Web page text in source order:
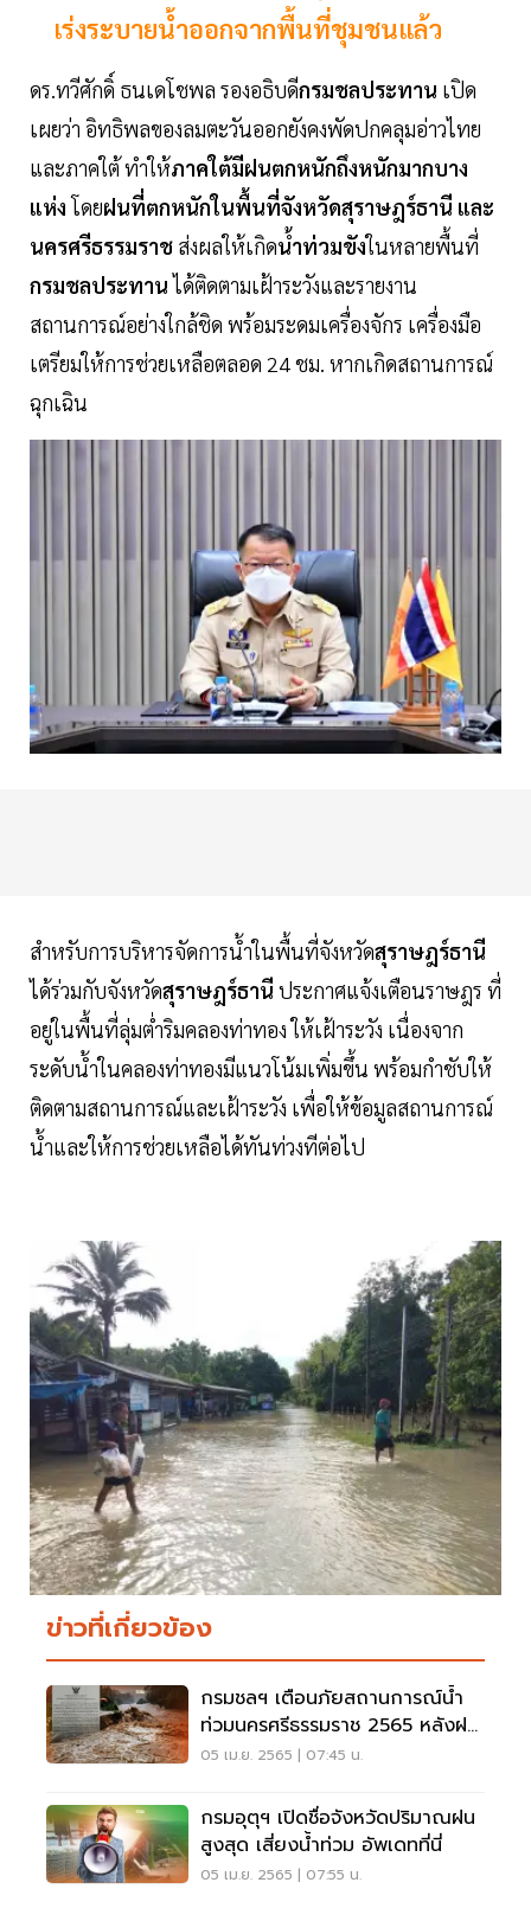
เร่งระบายน้ำออกจากพื้นที่ชุมชนแล้ว
ดร.ทวีศักดิ์ ธนเดโชพล รองอธิบดีกรมชลประทาน เปิด
เผยว่า อิทธิพลของลมตะวันออกยังคงพัดปกคลุมอ่าวไทย
และภาคใต้ ทำให้ภาคใต้มีฝนตกหนักถึงหนักมากบาง
แห่งโดยฝนที่ตกหนักในพื้นที่จังหวัดสุราษฎร์ธานี และ
นครศรีธรรมราช ส่งผลให้เกิดน้ำท่วมขังในหลายพื้นที่
กรมชลประทานได้ติดตามเฝ้าระวังและรายงาน
สถานการณ์อย่างใกล้ชิด พร้อมระดมเครื่องจักร เครื่องมือ
เตรียมให้การช่วยเหลือตลอด 24 ชม. หากเกิดสถานการณ์
ฉุกเฉิน
สำหรับการบริหารจัดการน้ำในพื้นที่จังหวัดสุราษฎร์ธานี
ได้ร่วมกับจังหวัดสุราษฎร์ธานี ประกาศแจ้งเตือนราษฎร ที่
อยู่ในพื้นที่ลุ่มต่ำริมคลองท่าทอง ให้เฝ้าระวัง เนื่องจาก
ระดับน้ำในคลองท่าทองมีแนวโน้มเพิ่มขึ้น พร้อมกำชับให้
ติดตามสถานการณ์และเฝ้าระวัง เพื่อให้ข้อมูลสถานการณ์
น้ำและให้การช่วยเหลือได้ทันท่วงทีต่อไป
ข่าวที่เกี่ยวข้อง
กรมชลฯ เตือนภัยสถานการณ์น้ำ
ท่วมนครศรีธรรมราช 2565 หลังฝน
ตกหนักต่อเนื่อง
05 เม.ย. 2565 | 07:45 น.
กรมอุตุฯ เปิดชื่อจังหวัดปริมาณฝน
สูงสุด เสี่ยงน้ำท่วม อัพเดทที่นี่
05 เม.ย. 2565 | 07:55 น.